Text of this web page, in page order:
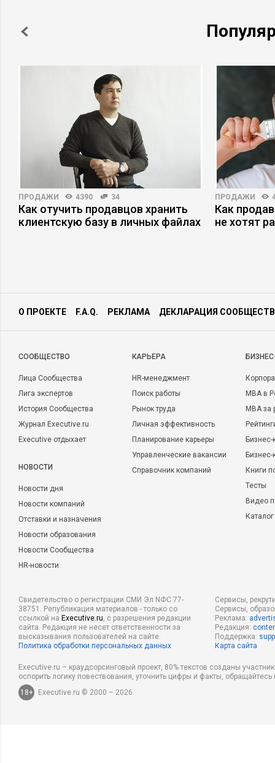
ПРОДАЖИ 4390 34
Как отучить продавцов хранить
клиентскую базу в личных файлах
ПРОДАЖИ
Как
не хотят
О ПРОЕКТЕ F.A.Q. РЕКЛАМА ДЕКЛАРАЦИЯ
CООБЩЕСТВО
Лица Сообщества
Лига экспертов
История Сообщества
Журнал Executive.ru
Executive отдыхает
НОВОСТИ
Новости дня
Новости компаний
Отставки и назначения
Новости образования
Новости Сообщества
HR-новости
КАРЬЕРА
HR-менеджмент
Поиск работы
Рынок труда
Личная эффективность
Планирование карьеры
Управленческие вакансии
Справочник компаний
MBA в
MBA
Бизнес-
Книги
Тесты
Видео
Свидетельство о регистрации СМИ Эл NФС 77-
38751. Републикация материалов - только со
ссылкой на Executive.ru, с разрешения редакции
сайта. Редакция не несет ответственности за
высказывания пользователей на сайте.
Политика обработки персональных данных
Сервисы,
Сервисы,
Реклама:
Редакция:
Поддержка:
Карта сайта
Executive.ru – краудсорсинговый проект, 80% текстов созданы
оспорить логику повествования, уточнить цифры и факты,
18+
Executive.ru © 2000 – 2026.